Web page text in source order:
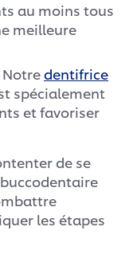
au moins tous
meilleure
dentifrice
spécialement
et favoriser
de se
les étapes